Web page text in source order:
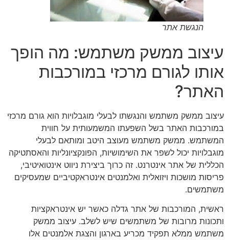
הנגשת אתר
עיצוב ממשק משתמש: מה הופך
אותו לגורם מרכזי במורכבות
האתר?
עיצוב ממשק משתמש והנגשתו לבעלי מוגבלויות הוא גורם מרכזי
במורכבות האתר בשל השפעתו המשמעותית על חווית
המשתמש. ממשק משתמש מעוצב היטב ומותאם לבעלי
מוגבלויות יכול לשפר את השימושיות, הפונקציונליות והאסתטיקה
הכללית של אתר אינטרנט. זה כרוך ביצירת ניווט אינטואיטיבי,
פריסות מושכות ויזואלית ואלמנטים אינטראקטיביים שמעסיקים
משתמשים.
ראשית, המורכבות של אתר גדלה כאשר יש אינטראקציות
ותכונות מרובות של משתמשים שיש לשלב. עיצוב ממשק
משתמש ממלא תפקיד מכריע בארגון והצגת אלמנטים אלו